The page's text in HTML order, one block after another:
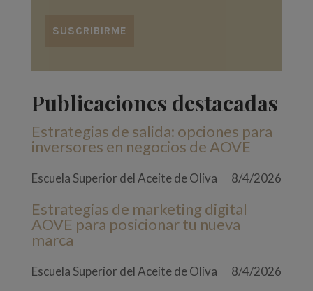
Publicaciones destacadas
Estrategias de salida: opciones para
inversores en negocios de AOVE
Escuela Superior del Aceite de Oliva 8/4/2026
Estrategias de marketing digital
AOVE para posicionar tu nueva
marca
Escuela Superior del Aceite de Oliva 8/4/2026